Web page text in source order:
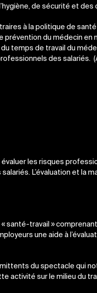
de sécurité et des
à la politique de
du médecin
temps de travail du
des salariés.
évaluer les risques
L’évaluation et la
santé-travail »
une aide à
du spectacle qui
activité sur le milieu du